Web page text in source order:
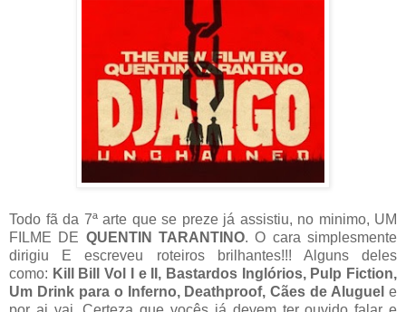
Todo fã da 7ª arte que se preze já assistiu, no minimo, UM
FILME DE QUENTIN TARANTINO. O cara simplesmente
dirigiu E escreveu roteiros brilhantes!!! Alguns deles
como: Kill Bill Vol I e II, Bastardos Inglórios, Pulp Fiction,
Um Drink para o Inferno, Deathproof, Cães de Aluguel e